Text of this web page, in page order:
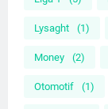
Lysaght (1)
Money (2)
Otomotif (1)